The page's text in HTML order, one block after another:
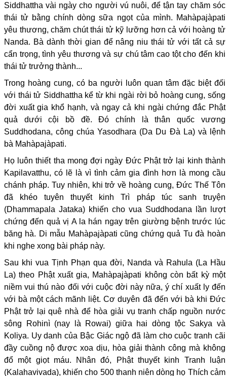
Siddhattha vài ngày cho người vú nuôi, để tận tay chăm sóc
thái tử bằng chính dòng sữa ngọt của mình. Mahàpajàpati
yêu thương, chăm chút thái tử kỹ lưỡng hơn cả với hoàng tử
Nanda. Bà dành thời gian để nâng niu thái tử với tất cả sự
cẩn trọng, tình yêu thương và sự chú tâm cao tột cho đến khi
thái tử trưởng thành...
Trong hoàng cung, có ba người luôn quan tâm đặc biệt đối
với thái tử Siddhattha kể từ khi ngài rời bỏ hoàng cung, sống
đời xuất gia khổ hạnh, và ngay cả khi ngài chứng đắc Phật
quả dưới cội bồ đề. Đó chính là thân quốc vương
Suddhodana, công chúa Yasodhara (Da Du Đà La) và lệnh
bà Mahàpajàpati.
Họ luôn thiết tha mong đợi ngày Đức Phật trở lại kinh thành
Kapilavatthu, có lẽ là vì tình cảm gia đình hơn là mong cầu
chánh pháp. Tuy nhiên, khi trở về hoàng cung, Đức Thế Tôn
đã khéo tuyên thuyết kinh Trì pháp túc sanh truyện
(Dhammapala Jataka) khiến cho vua Suddhodana lần lượt
chứng đến quả vị A la hán ngay trên giường bệnh trước lúc
băng hà. Di mẫu Mahàpajàpati cũng chứng quả Tu đà hoàn
khi nghe xong bài pháp này.
Sau khi vua Tịnh Phạn qua đời, Nanda và Rahula (La Hầu
La) theo Phật xuất gia, Mahàpajàpati không còn bất kỳ một
niềm vui thú nào đối với cuộc đời này nữa, ý chí xuất ly đến
với bà một cách mãnh liệt. Cơ duyên đã đến với bà khi Đức
Phật trở lại quê nhà để hòa giải vụ tranh chấp nguồn nước
sông Rohinì (nay là Rowai) giữa hai dòng tộc Sakya và
Koliya. Uy danh của Bậc Giác ngộ đã làm cho cuộc tranh cãi
đầy cuồng nộ được xoa dịu, hòa giải thành công mà không
đổ một giọt máu. Nhân đó, Phật thuyết kinh Tranh luận
(Kalahavivada), khiến cho 500 thanh niên dòng họ Thích cảm